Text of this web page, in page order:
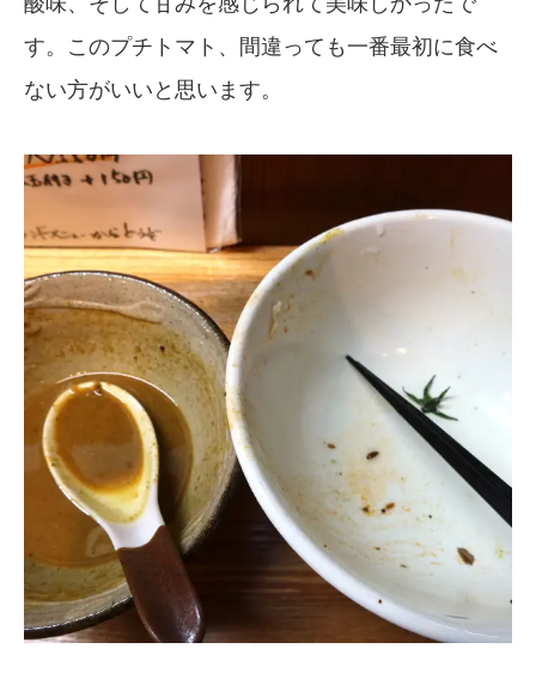
す。このプチトマト、間違っても一番最初に食べ
ない方がいいと思います。